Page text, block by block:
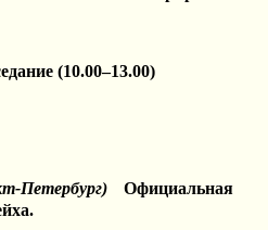
(10.00–13.00)
Петербург) Официальная